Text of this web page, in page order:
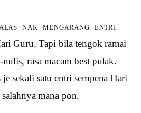
nak mengarang entri
Guru. Tapi bila tengok ramai
rasa macam best pulak.
sekali satu entri sempena Hari
mana pon.